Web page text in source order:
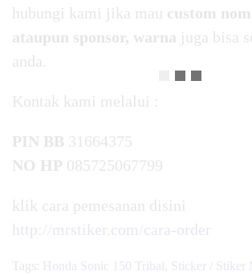
hubungi kami jika mau custom
ataupun sponsor, warna juga bisa
anda.
Kontak kami melalui :
PIN BB 31664375
NO HP 085725067799
klik cara pemesanan disini
http://mrstiker.com/cara-order
Tags: Honda Sonic 150 Tribal Sticker / Stiker